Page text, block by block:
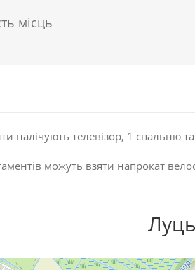
місць
налічують телевізор, 1 спальню
можуть взяти напрокат